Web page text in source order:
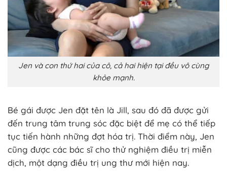
Jen và con thứ hai của cô, cả hai hiện tại đều vô cùng
khỏe mạnh.
Bé gái được Jen đặt tên là Jill, sau đó đã được gửi
đến trung tâm trung sóc đặc biệt để mẹ có thể tiếp
tục tiến hành những đợt hóa trị. Thời điểm này, Jen
cũng được các bác sĩ cho thử nghiệm điều trị miễn
dịch, một dạng điều trị ung thư mới hiện nay.